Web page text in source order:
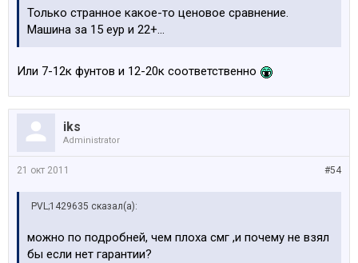
Только странное какое-то ценовое сравнение.
Машина за 15 еур и 22+...
Или 7-12к фунтов и 12-20к соответственно
iks
Administrator
#54
21 окт 2011
PVL;1429635 сказал(а):
можно по подробней, чем плоха смг ,и почему не взял
бы если нет гарантии?